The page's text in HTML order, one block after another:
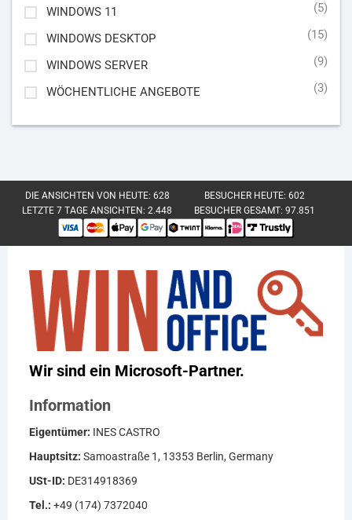
WINDOWS 11 (5)
WINDOWS DESKTOP (15)
WINDOWS SERVER (9)
WÖCHENTLICHE ANGEBOTE (3)
DIE ANSICHTEN VON HEUTE: 628 BESUCHER HEUTE:602
LETZTE 7 TAGE ANSICHTEN:2.448 BESUCHER GESAMT:97.851
Wir sind ein Microsoft-Partner.
Information
Eigentümer: INES CASTRO
Hauptsitz: Samoastraße 1, 13353 Berlin, Germany
USt-ID: DE314918369
Tel.: +49 (174) 7372040